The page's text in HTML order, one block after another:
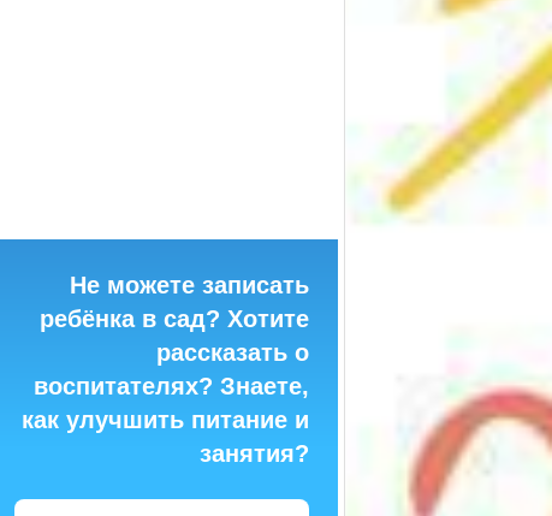
Не можете записать
ребёнка в сад? Хотите
рассказать о
воспитателях? Знаете,
как улучшить питание и
занятия?